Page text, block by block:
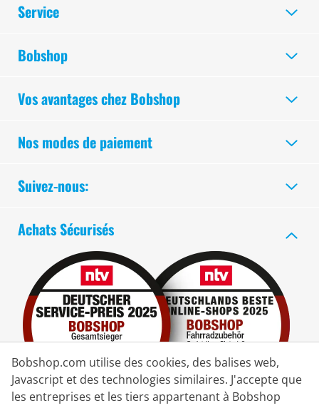
Service
Bobshop
Vos avantages chez Bobshop
Nos modes de paiement
Suivez-nous:
Achats Sécurisés
Bobshop.com utilise des cookies, des balises web,
Javascript et des technologies similaires. J'accepte que
les entreprises et les tiers appartenant à Bobshop